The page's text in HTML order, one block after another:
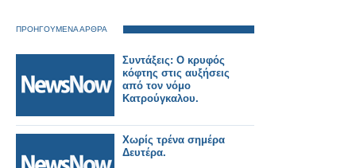
ΠΡΟΗΓΟΥΜΕΝΑ ΑΡΘΡΑ
Συντάξεις: Ο κρυφός
κόφτης στις αυξήσεις
από τον νόμο
Κατρούγκαλου.
Χωρίς τρένα σημέρα
Δευτέρα.